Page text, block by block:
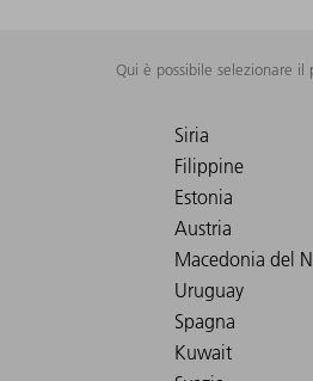
Qui è possibile selezionare il